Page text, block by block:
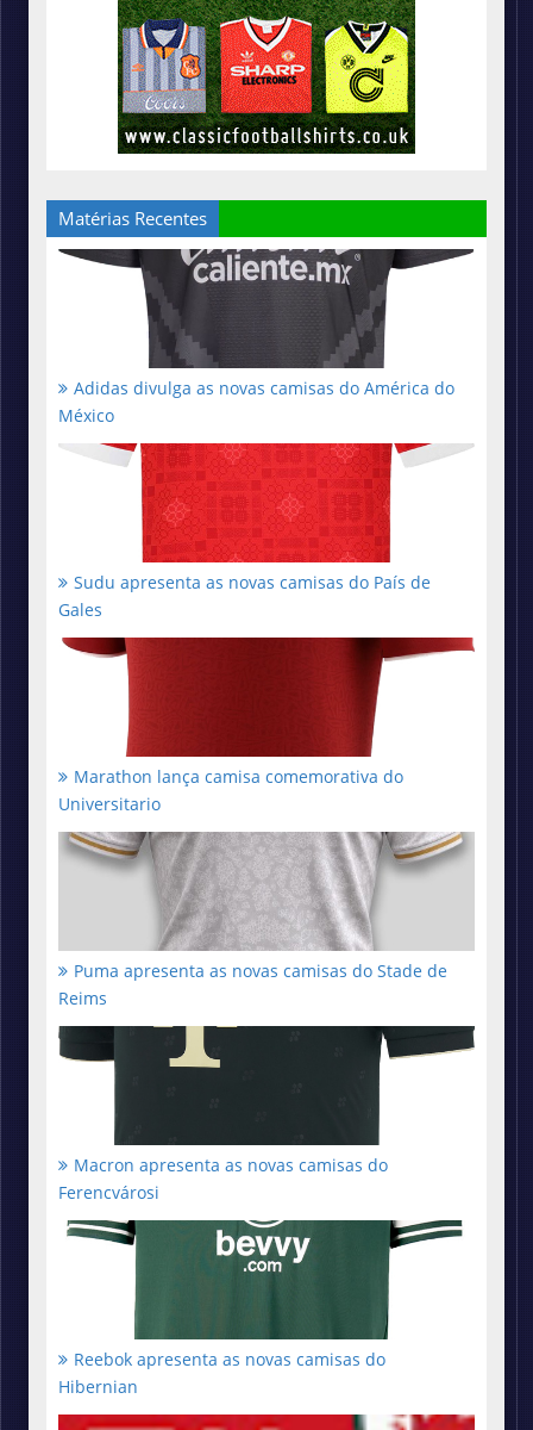
Matérias Recentes
Adidas divulga as novas camisas do América do
México
Sudu apresenta as novas camisas do País de
Gales
Marathon lança camisa comemorativa do
Universitario
Puma apresenta as novas camisas do Stade de
Reims
Macron apresenta as novas camisas do
Ferencvárosi
Reebok apresenta as novas camisas do
Hibernian